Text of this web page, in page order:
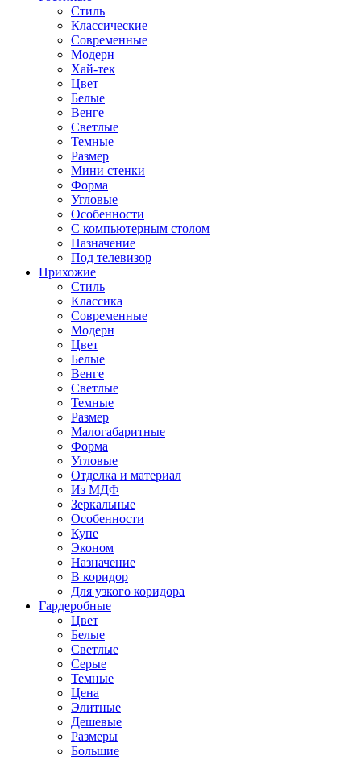
Стиль
Классические
Современные
Модерн
Хай-тек
Цвет
Белые
Венге
Светлые
Темные
Размер
Мини стенки
Форма
Угловые
Особенности
С компьютерным столом
Назначение
Под телевизор
Прихожие
Стиль
Классика
Современные
Модерн
Цвет
Белые
Венге
Светлые
Темные
Размер
Малогабаритные
Форма
Угловые
Отделка и материал
Из МДФ
Зеркальные
Особенности
Купе
Эконом
Назначение
В коридор
Для узкого коридора
Гардеробные
Цвет
Белые
Светлые
Серые
Темные
Цена
Элитные
Дешевые
Размеры
Большие